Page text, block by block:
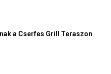
a Cserfes Grill Teraszon